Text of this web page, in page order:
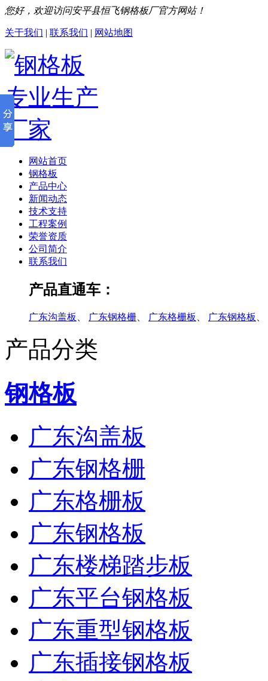
您好，欢迎访问安平县恒飞钢格板厂官方网站！
关于我们 | 联系我们 | 网站地图
网站首页
钢格板
产品中心
新闻动态
技术支持
工程案例
荣誉资质
公司简介
联系我们
产品直通车：
广东沟盖板 广东钢格栅 广东格栅板 广东钢格板
产品分类
钢格板
广东沟盖板
广东钢格栅
广东格栅板
广东钢格板
广东楼梯踏步板
广东平台钢格板
广东重型钢格板
广东插接钢格板